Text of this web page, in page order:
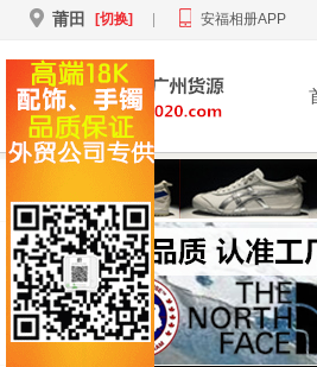
莆田 [切换] 安福相册APP